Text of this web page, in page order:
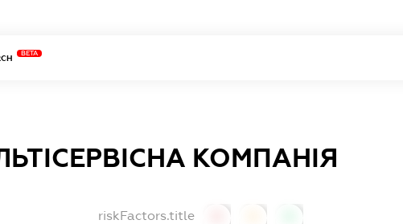
BETA
КОМПАНІЯ
riskFactors.title